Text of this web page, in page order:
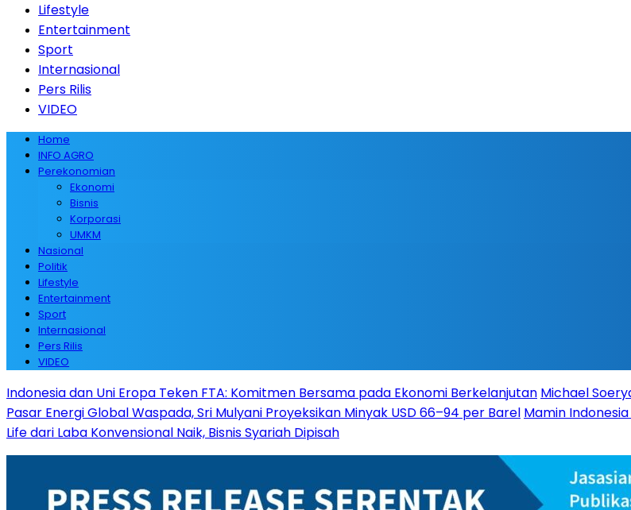
Lifestyle
Entertainment
Sport
Internasional
Pers Rilis
VIDEO
Home
INFO AGRO
Perekonomian
Ekonomi
Bisnis
Korporasi
UMKM
Nasional
Politik
Lifestyle
Entertainment
Sport
Internasional
Pers Rilis
VIDEO
Indonesia dan Uni Eropa Teken FTA: Komitmen Bersama pada Ekonomi Berkelanjutan Michael
Pasar Energi Global Waspada, Sri Mulyani Proyeksikan Minyak USD 66–94 per Barel Mamin
Life dari Laba Konvensional Naik, Bisnis Syariah Dipisah